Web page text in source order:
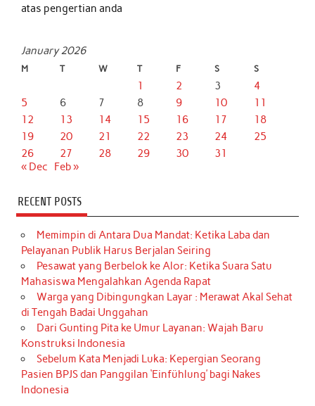
atas pengertian anda
January 2026
M T W T F S S
1 2 3
4
5
6 7 8 9 10
11
12
13 14 15 16 17
18
19
20 21 22 23 24
25
26
27 28 29 30
31
« Dec
Feb »
RECENT POSTS
Memimpin di Antara Dua Mandat: Ketika Laba dan
Pelayanan Publik Harus Berjalan Seiring
Pesawat yang Berbelok ke Alor: Ketika Suara Satu
Mahasiswa Mengalahkan Agenda Rapat
Warga yang Dibingungkan Layar : Merawat Akal Sehat
di Tengah Badai Unggahan
Dari Gunting Pita ke Umur Layanan: Wajah Baru
Konstruksi Indonesia
Sebelum Kata Menjadi Luka: Kepergian Seorang
Pasien BPJS dan Panggilan ‘Einfühlung’ bagi Nakes
Indonesia